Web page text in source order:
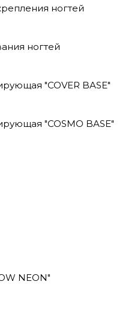
ногтей
ногтей
"COVER BASE"
"COSMO BASE"
NEON"